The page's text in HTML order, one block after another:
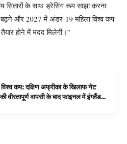
सितारों के साथ ड्रेसिंग रूम साझा करना
और 2027 में अंडर-19 महिला विश्व कप
होने में मदद मिलेगी।”
विश्व कप: दक्षिण अफ्रीका के खिलाफ नेट
वीरतापूर्ण वापसी के बाद फाइनल में इंग्लैंड